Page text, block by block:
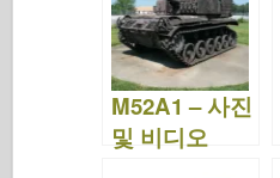
M52A1 – 사진
및 비디오